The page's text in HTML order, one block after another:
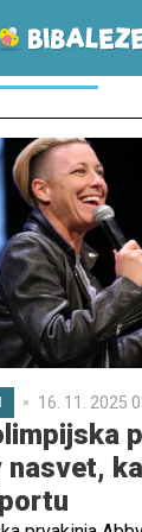
16. 11. 2025
nasvet,